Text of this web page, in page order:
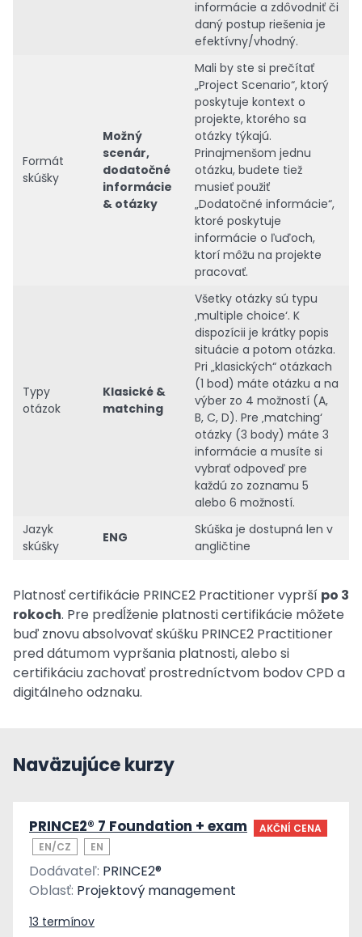
informácie a zdôvodniť či
daný postup riešenia je
efektívny/vhodný.
Formát
skúšky
Možný
scenár,
dodatočné
informácie
& otázky
Mali by ste si prečítať
„Project Scenario“, ktorý
poskytuje kontext o
projekte, ktorého sa
otázky týkajú.
Prinajmenšom jednu
otázku, budete tiež
musieť použiť
„Dodatočné informácie“,
ktoré poskytuje
informácie o ľuďoch,
ktorí môžu na projekte
pracovať.
Typy
otázok
Klasické &
matching
Všetky otázky sú typu
‚multiple choice‘. K
dispozícii je krátky popis
situácie a potom otázka.
Pri „klasických“ otázkach
(1 bod) máte otázku a na
výber zo 4 možností (A,
B, C, D). Pre ‚matching‘
otázky (3 body) máte 3
informácie a musíte si
vybrať odpoveď pre
každú zo zoznamu 5
alebo 6 možností.
Jazyk
skúšky
ENG
Skúška je dostupná len v
angličtine
Platnosť certifikácie PRINCE2 Practitioner vyprší po 3
rokoch. Pre predĺženie platnosti certifikácie môžete
buď znovu absolvovať skúšku PRINCE2 Practitioner
pred dátumom vypršania platnosti, alebo si
certifikáciu zachovať prostredníctvom bodov CPD a
digitálneho odznaku.
Naväzujúce kurzy
PRINCE2® 7 Foundation + exam
AKČNÍ CENA
EN/CZ
EN
Dodávateľ: PRINCE2®
Oblasť: Projektový management
13 termínov